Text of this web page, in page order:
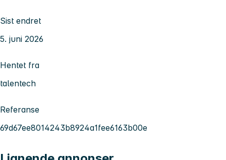
Sist endret
5. juni 2026
Hentet fra
talentech
Referanse
69d67ee8014243b8924a1fee6163b00e